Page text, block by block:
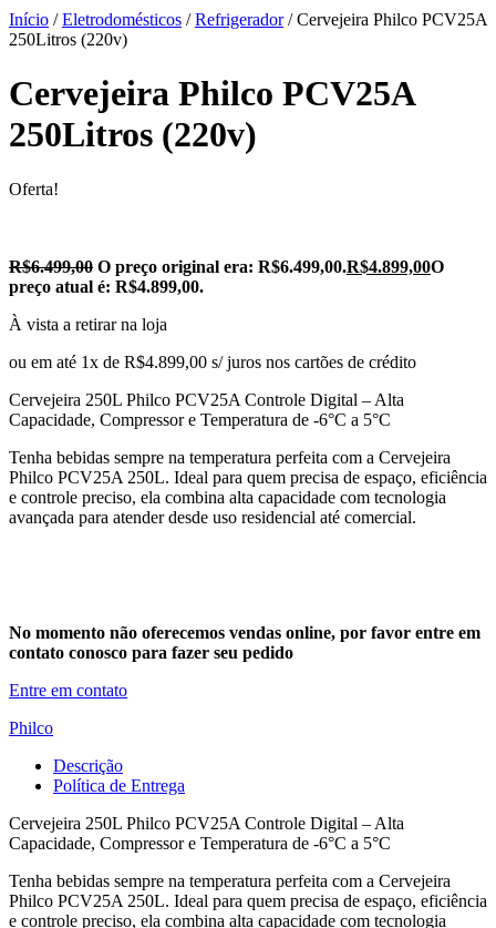
Início /Eletrodomésticos /Refrigerador/ Cervejeira Philco PCV25A
250Litros (220v)
Cervejeira Philco PCV25A
250Litros (220v)
Oferta!
R$6.499,00 O preço original era: R$6.499,00.R$4.899,00O
preço atual é: R$4.899,00.
À vista a retirar na loja
ou em até 1x de R$4.899,00 s/ juros nos cartões de crédito
Cervejeira 250L Philco PCV25A Controle Digital – Alta
Capacidade, Compressor e Temperatura de -6°C a 5°C
Tenha bebidas sempre na temperatura perfeita com a Cervejeira
Philco PCV25A 250L. Ideal para quem precisa de espaço, eficiência
e controle preciso, ela combina alta capacidade com tecnologia
avançada para atender desde uso residencial até comercial.
No momento não oferecemos vendas online, por favor entre em
contato conosco para fazer seu pedido
Entre em contato
Philco
Descrição
Política de Entrega
Cervejeira 250L Philco PCV25A Controle Digital – Alta
Capacidade, Compressor e Temperatura de -6°C a 5°C
Tenha bebidas sempre na temperatura perfeita com a Cervejeira
Philco PCV25A 250L. Ideal para quem precisa de espaço, eficiência
e controle preciso, ela combina alta capacidade com tecnologia